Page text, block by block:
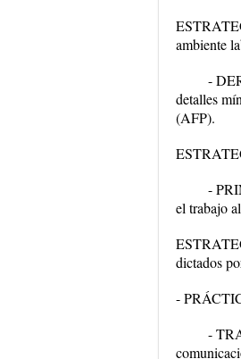
ambiente
-
detalles
(AFP).
-
el trabajo
dictados
-
-